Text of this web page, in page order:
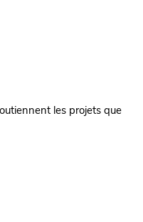
les projets que